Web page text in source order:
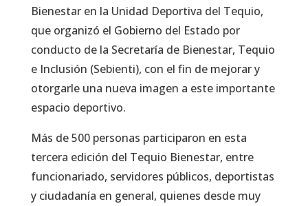
Bienestar en la Unidad Deportiva del Tequio,
que organizó el Gobierno del Estado por
conducto de la Secretaría de Bienestar, Tequio
e Inclusión (Sebienti), con el fin de mejorar y
otorgarle una nueva imagen a este importante
espacio deportivo.
Más de 500 personas participaron en esta
tercera edición del Tequio Bienestar, entre
funcionariado, servidores públicos, deportistas
y ciudadanía en general, quienes desde muy